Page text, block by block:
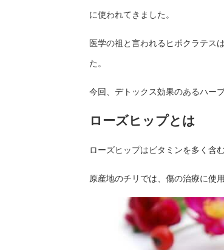
に使われてきました。
医学の祖と言われるヒポクラテス
た。
今回、デトックス効果のあるハー
ローズヒップとは
ローズヒップはビタミンを多く含
原産地のチリでは、傷の治療に使